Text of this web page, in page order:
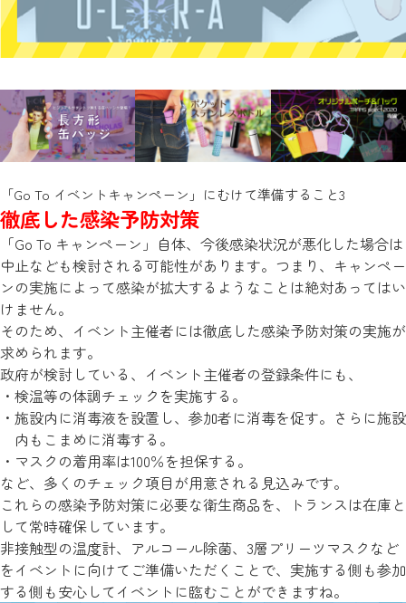
「Go To イベントキャンペーン」にむけて準備すること3
徹底した感染予防対策
「Go To キャンペーン」自体、今後感染状況が悪化した場合は
中止なども検討される可能性があります。つまり、キャンペー
ンの実施によって感染が拡大するようなことは絶対あってはい
けません。
そのため、イベント主催者には徹底した感染予防対策の実施が
求められます。
政府が検討している、イベント主催者の登録条件にも、
検温等の体調チェックを実施する。
施設内に消毒液を設置し、参加者に消毒を促す。さらに施設
内もこまめに消毒する。
マスクの着用率は100％を担保する。
など、多くのチェック項目が用意される見込みです。
これらの感染予防対策に必要な衛生商品を、トランスは在庫と
して常時確保しています。
非接触型の温度計、アルコール除菌、3層プリーツマスクなど
をイベントに向けてご準備いただくことで、実施する側も参加
する側も安心してイベントに臨むことができますね。